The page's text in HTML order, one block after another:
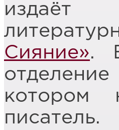
издаёт
Сияние».
котором